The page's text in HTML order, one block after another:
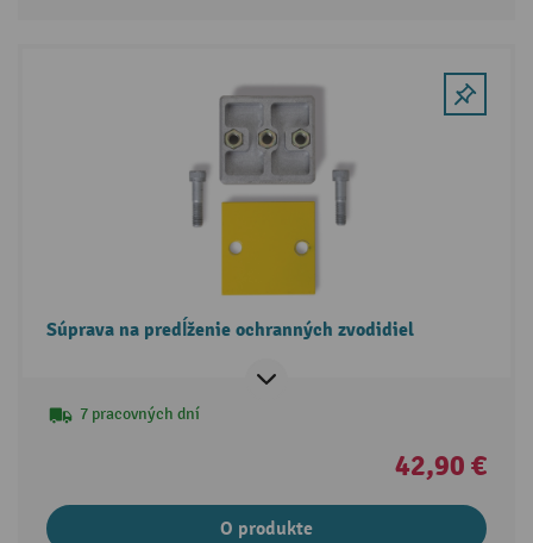
Súprava na predĺženie ochranných zvodidiel
7 pracovných dní
42,90 €
O produkte